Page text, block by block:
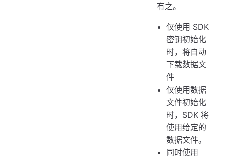
有之。
仅使用 SDK
密钥初始化
时，将自动
下载数据文
件
仅使用数据
文件初始化
时，SDK 将
使用给定的
数据文件。
同时使用